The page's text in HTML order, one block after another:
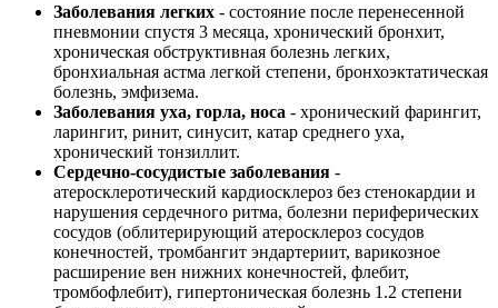
Заболевания легких - состояние после перенесенной
пневмонии спустя 3 месяца, хронический бронхит,
хроническая обструктивная болезнь легких,
бронхиальная астма легкой степени, бронхоэктатическая
болезнь, эмфизема.
Заболевания уха, горла, носа - хронический фарингит,
ларингит, ринит, синусит, катар среднего уха,
хронический тонзиллит.
Сердечно-сосудистые заболевания -
атеросклеротический кардиосклероз без стенокардии и
нарушения сердечного ритма, болезни периферических
сосудов (облитерирующий атеросклероз сосудов
конечностей, тромбангит эндартериит, варикозное
расширение вен нижних конечностей, флебит,
тромбофлебит), гипертоническая болезнь 1.2 степени